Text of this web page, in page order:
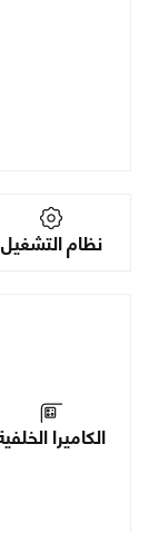
نظام التشغيل
الكاميرا